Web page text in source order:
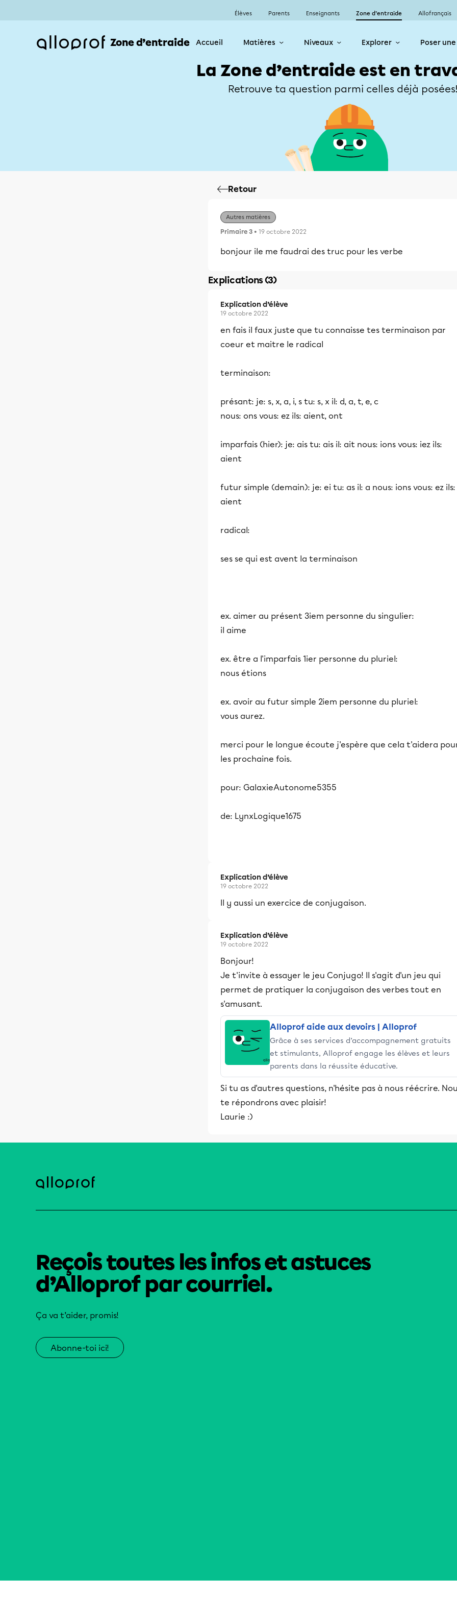
Élèves Parents Enseignants Zone d’entraide Allofrançais
Zone d’entraide Accueil Matières Niveaux Explorer Poser
La Zone d’entraide est en
Retrouve ta question parmi celles déjà
Retour
Autres matières
Primaire 3 • 19 octobre 2022
bonjour ile me faudrai des truc pour les verbe
Explications (3)
Explication d’élève
19 octobre 2022
en fais il faux juste que tu connaisse tes terminaison par
coeur et maitre le radical
terminaison:
présant: je: s, x, a, i, s tu: s, x il: d, a, t, e, c
nous: ons vous: ez ils: aient, ont
imparfais (hier): je: ais tu: ais il: ait nous: ions vous: iez ils:
aient
futur simple (demain): je: ei tu: as il: a nous: ions vous: ez ils:
aient
radical:
ses se qui est avent la terminaison
ex. aimer au présent 3iem personne du singulier:
il aime
ex. être a l'imparfais 1ier personne du pluriel:
nous étions
ex. avoir au futur simple 2iem personne du pluriel:
vous aurez.
merci pour le longue écoute j'espère que cela t'aidera
les prochaine fois.
pour: GalaxieAutonome5355
de: LynxLogique1675
Explication d’élève
19 octobre 2022
Il y aussi un exercice de conjugaison.
Explication d’élève
19 octobre 2022
Bonjour!
Je t'invite à essayer le jeu Conjugo! Il s'agit d'un jeu qui
permet de pratiquer la conjugaison des verbes tout en
s'amusant.
Alloprof aide aux devoirs | Alloprof
Grâce à ses services d’accompagnement gratuits
et stimulants, Alloprof engage les élèves et leurs
parents dans la réussite éducative.
Si tu as d'autres questions, n'hésite pas à nous réécrire.
te répondrons avec plaisir!
Laurie :)
Reçois toutes les infos et astuces
d’Alloprof par courriel.
Ça va t’aider, promis!
Abonne-toi ici!